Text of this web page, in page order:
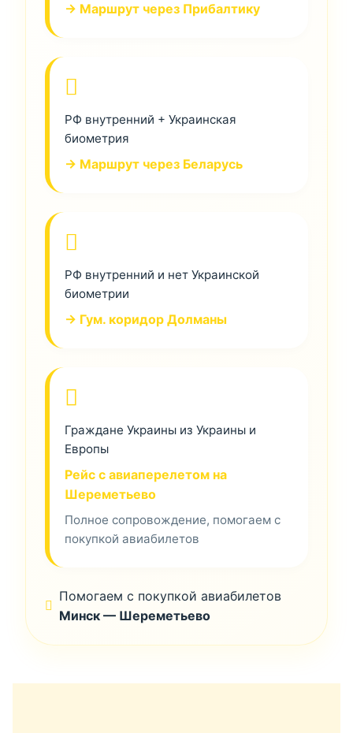
→ Маршрут через Прибалтику
РФ внутренний + Украинская
биометрия
→ Маршрут через Беларусь
РФ внутренний и нет Украинской
биометрии
→ Гум. коридор Долманы
Граждане Украины из Украины и
Европы
Рейс с авиаперелетом на
Шереметьево
Полное сопровождение, помогаем с
покупкой авиабилетов
Помогаем с покупкой авиабилетов
Минск — Шереметьево